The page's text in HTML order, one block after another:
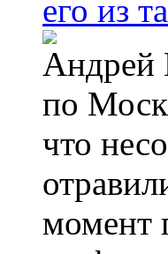
его из
Андрей
по
что
момент